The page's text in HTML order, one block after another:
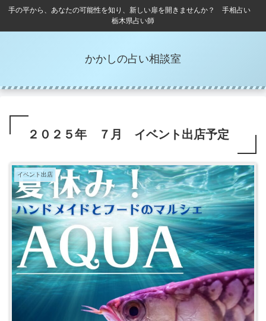
手の平から、あなたの可能性を知り、新しい扉を開きませんか？ 手相占い
栃木県占い師
かかしの占い相談室
２０２５年 ７月 イベント出店予定
イベント出店